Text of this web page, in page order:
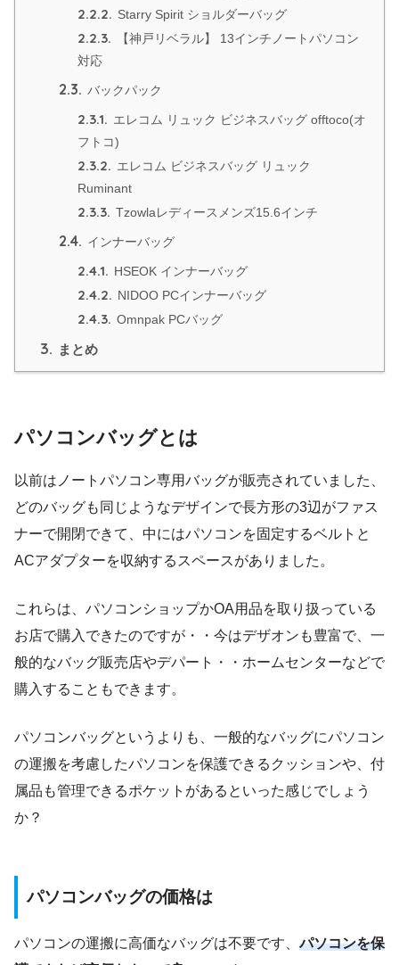
2.2.2. Starry Spirit ショルダーバッグ
2.2.3.
【神戸リベラル】 13インチノートパソコン
対応
2.3. バックパック
2.3.1. エレコム リュック ビジネスバッグ offtoco(オ
フトコ)
2.3.2. エレコム ビジネスバッグ リュック
Ruminant
2.3.3. Tzowlaレディースメンズ15.6インチ
2.4. インナーバッグ
2.4.1. HSEOK インナーバッグ
2.4.2. NIDOO PCインナーバッグ
2.4.3. Omnpak PCバッグ
3. まとめ
パソコンバッグとは
以前はノートパソコン専用バッグが販売されていました、
どのバッグも同じようなデザインで長方形の3辺がファス
ナーで開閉できて、中にはパソコンを固定するベルトと
ACアダプターを収納するスペースがありました。
これらは、パソコンショップかOA用品を取り扱っている
お店で購入できたのですが・・今はデザオンも豊富で、一
般的なバッグ販売店やデパート・・ホームセンターなどで
購入することもできます。
パソコンバッグというよりも、一般的なバッグにパソコン
の運搬を考慮したパソコンを保護できるクッションや、付
属品も管理できるポケットがあるといった感じでしょう
か？
パソコンバッグの価格は
パソコンの運搬に高価なバッグは不要です、パソコンを保